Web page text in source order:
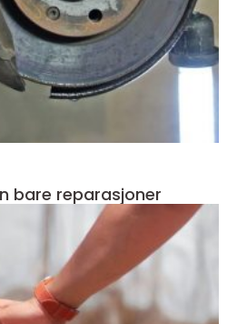
mer enn bare reparasjoner